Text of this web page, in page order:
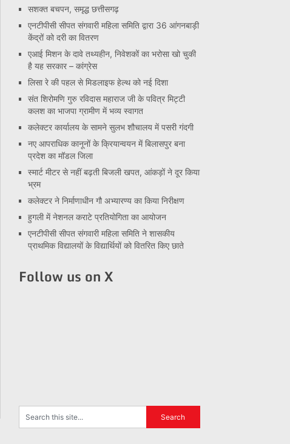
सशक्त बचपन, समृद्ध छत्तीसगढ़
एनटीपीसी सीपत संगवारी महिला समिति द्वारा 36 आंगनबाड़ी
केंद्रों को दरी का वितरण
एआई मिशन के दावे तथ्यहीन, निवेशकों का भरोसा खो चुकी
है यह सरकार – कांग्रेस
लिसा रे की पहल से मिडलाइफ हेल्थ को नई दिशा
संत शिरोमणि गुरु रविदास महाराज जी के पवित्र मिट्टी
कलश का भाजपा ग्रामीण में भव्य स्वागत
कलेक्टर कार्यालय के सामने सुलभ शौचालय में पसरी गंदगी
नए आपराधिक कानूनों के क्रियान्वयन में बिलासपुर बना
प्रदेश का मॉडल जिला
स्मार्ट मीटर से नहीं बढ़ती बिजली खपत, आंकड़ों ने दूर किया
भ्रम
कलेक्टर ने निर्माणाधीन गौ अभ्यारण्य का किया निरीक्षण
हुगली में नेशनल कराटे प्रतियोगिता का आयोजन
एनटीपीसी सीपत संगवारी महिला समिति ने शासकीय
प्राथमिक विद्यालयों के विद्यार्थियों को वितरित किए छाते
Follow us on X